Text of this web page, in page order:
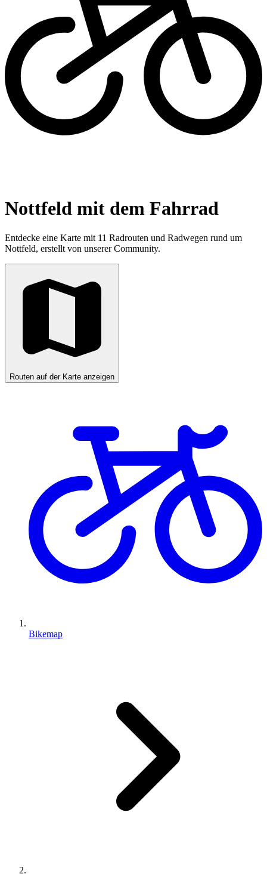
Nottfeld mit dem Fahrrad
Entdecke eine Karte mit 11 Radrouten und Radwegen rund um
Nottfeld, erstellt von unserer Community.
Routen auf der Karte anzeigen
Bikemap